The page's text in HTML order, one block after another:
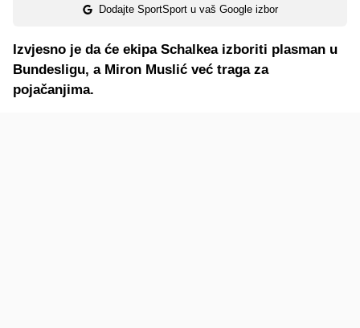
Dodajte SportSport u vaš Google izbor
Izvjesno je da će ekipa Schalkea izboriti plasman u
Bundesligu, a Miron Muslić već traga za
pojačanjima.